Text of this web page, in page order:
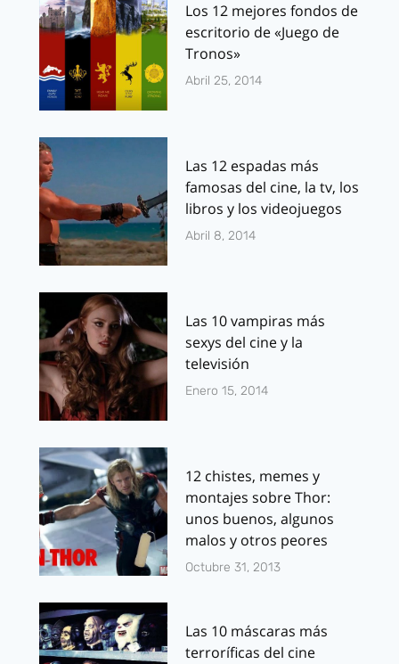
Los 12 mejores fondos de
escritorio de «Juego de
Tronos»
Abril 25, 2014
Las 12 espadas más
famosas del cine, la tv, los
libros y los videojuegos
Abril 8, 2014
Las 10 vampiras más
sexys del cine y la
televisión
Enero 15, 2014
12 chistes, memes y
montajes sobre Thor:
unos buenos, algunos
malos y otros peores
Octubre 31, 2013
Las 10 máscaras más
terroríficas del cine